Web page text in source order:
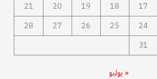
17
18
19
20
21
24
25
26
27
28
31
« يوليو